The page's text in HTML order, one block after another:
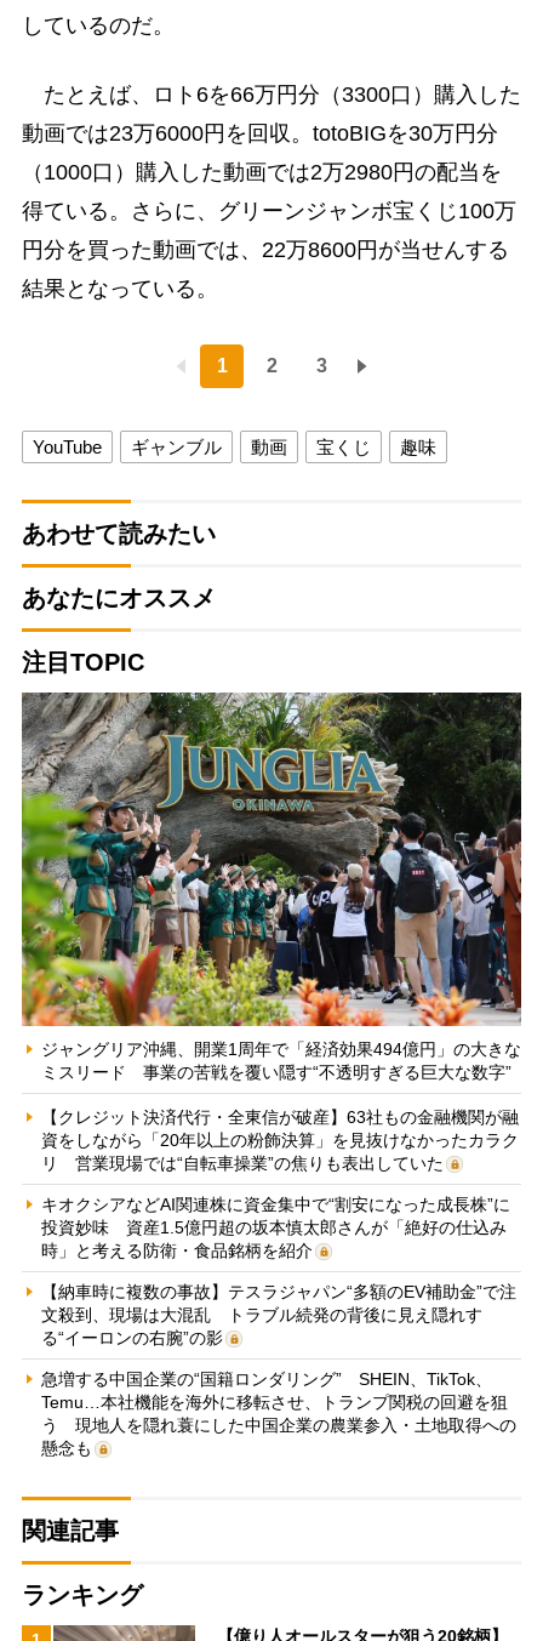
しているのだ。
たとえば、ロト6を66万円分（3300口）購入した
動画では23万6000円を回収。totoBIGを30万円分
（1000口）購入した動画では2万2980円の配当を
得ている。さらに、グリーンジャンボ宝くじ100万
円分を買った動画では、22万8600円が当せんする
結果となっている。
1 2 3
YouTube ギャンブル 動画 宝くじ 趣味
あわせて読みたい
あなたにオススメ
注目TOPIC
ジャングリア沖縄、開業1周年で「経済効果494億円」の大きな
ミスリード 事業の苦戦を覆い隠す“不透明すぎる巨大な数字”
【クレジット決済代行・全東信が破産】63社もの金融機関が融
資をしながら「20年以上の粉飾決算」を見抜けなかったカラク
リ 営業現場では“自転車操業”の焦りも表出していた
キオクシアなどAI関連株に資金集中で“割安になった成長株”に
投資妙味 資産1.5億円超の坂本慎太郎さんが「絶好の仕込み
時」と考える防衛・食品銘柄を紹介
【納車時に複数の事故】テスラジャパン“多額のEV補助金”で注
文殺到、現場は大混乱 トラブル続発の背後に見え隠れす
る“イーロンの右腕”の影
急増する中国企業の“国籍ロンダリング” SHEIN、TikTok、
Temu…本社機能を海外に移転させ、トランプ関税の回避を狙
う 現地人を隠れ蓑にした中国企業の農業参入・土地取得への
懸念も
関連記事
ランキング
【億り人オールスターが狙う20銘柄】